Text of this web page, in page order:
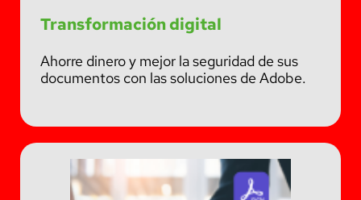
Transformación digital
Ahorre dinero y mejor la seguridad de sus
documentos con las soluciones de Adobe.